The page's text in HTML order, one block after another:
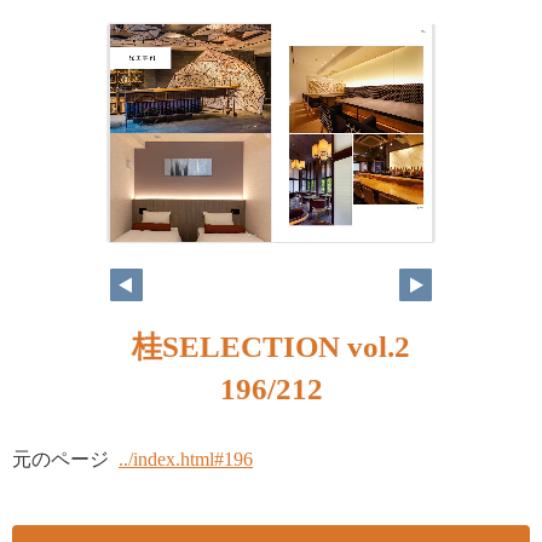
桂SELECTION vol.2
196/212
元のページ ../index.html#196